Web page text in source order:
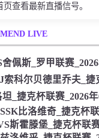
查看最新直播信号。
LIVE
佩斯_罗甲联赛_2026
科尔贝德里乔夫_捷
_捷克杯联赛_2026年
比洛维奇_捷克杯
斯霍滕堡_捷克杯联